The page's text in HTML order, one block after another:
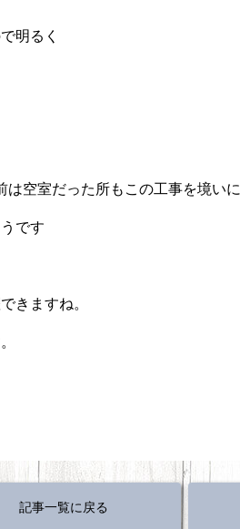
明るく
空室だった所もこの工事を境いに
です
きますね。
記事一覧に戻る